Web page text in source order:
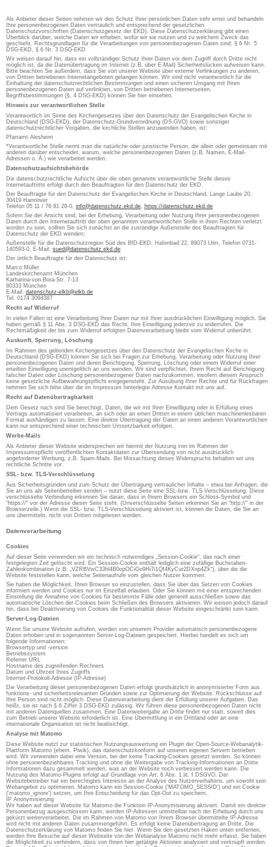
Als Anbieter dieser Seiten nehmen wir den Schutz Ihrer persönlichen Daten sehr ernst und behandeln
Ihre personenbezogenen Daten vertraulich und entsprechend der gesetzlichen
Datenschutzvorschriften (Datenschutzgesetz der EKD). Diese Datenschutzerklärung gibt einen
Überblick darüber, welche Daten wir erheben, wofür wir sie nutzen und zu welchem Zweck das
geschieht. Rechtsgrundlagen für die Verarbeitungen von personenbezogenen Daten sind: § 6 Nr. 5
DSG-EKD, § 6 Nr. 3 DSG-EKD
Wir weisen darauf hin, dass ein vollständiger Schutz Ihrer Daten vor dem Zugriff durch Dritte nicht
möglich ist, da die Datenübertragung im Internet (z.B. über E-Mail) Sicherheitslücken aufweisen kann.
Bitte beachten Sie außerdem, dass Sie von unserer Website über externe Verlinkungen zu anderen,
von Dritten betriebenen Internetangeboten gelangen können. Wir sind nicht verantwortlich für die
Einhaltung der datenschutzrechtlichen Bestimmungen und einen sicheren Umgang mit Ihren
personenbezogenen Daten auf verlinkten, von Dritten betriebenen Internetseiten.
Begriffsbestimmungen (§. 4 DSG-EKD) können Sie hier einsehen.
Hinweis zur verantwortlichen Stelle
Verantwortlich im Sinne des Kirchengesetzes über den Datenschutz der Evangelischen Kirche in
Deutschland (DSG-EKD), der Datenschutz-Grundverordnung (DS-GVO) sowie sonstiger
datenschutzrechtlicher Vorgaben, die kirchliche Stellen anzuwenden haben, ist:
Pfarramt Alesheim
*Verantwortliche Stelle nennt man die natürliche oder juristische Person, die allein oder gemeinsam mit
anderen darüber entscheidet, warum, welche personenbezogenen Daten (z.B. Namen, E-Mail-
Adressen o. Ä.) wie verarbeitet werden.
Datenschutzaufsichtsbehörde
Die datenschutzrechtliche Aufsicht über die oben genannte verantwortliche Stelle dieses
Internetauftritts erfolgt durch den Beauftragten für den Datenschutz der EKD.
Der Beauftragte für den Datenschutz der Evangelischen Kirche in Deutschland, Lange Laube 20,
30419 Hannover
Telefon 05 11 / 76 81 28-0, info@datenschutz.ekd.de, https://datenschutz.ekd.de
Sofern Sie der Ansicht sind, bei der Erhebung, Verarbeitung oder Nutzung Ihrer personenbezogenen
Daten durch den Internetauftritt der oben genannten verantwortlichen Stelle in ihren Rechten verletzt
worden zu sein, sollten Sie sich zunächst an die zuständige Außenstelle des Beauftragten für
Datenschutz der EKD wenden:
Außenstelle für die Datenschutzregion Süd des BfD-EKD, Hafenbad 22, 89073 Ulm, Telefon 0731-
140593-0, E-Mail: sued@datenschutz.ekd.de
Der örtlich Beauftragte für den Datenschutz ist:
Marco Müller
Landeskirchenamt München
Katharina-von-Bora-Str. 7-13
80333 München
E-Mail: datenschutz-elkb@elkb.de
Tel. 0174 3094387
Recht auf Widerruf
In vielen Fällen ist eine Verarbeitung Ihrer Daten nur mit Ihrer ausdrücklichen Einwilligung möglich. Sie
haben gemäß § 11 Abs. 3 DSG-EKD das Recht, Ihre Einwilligung jederzeit zu widerrufen. Die
Rechtmäßigkeit der bis zum Widerruf erfolgten Datenverarbeitung bleibt vom Widerruf unberührt.
Auskunft, Sperrung, Löschung
Im Rahmen des geltenden Kirchengesetzes über den Datenschutz der Evangelischen Kirche in
Deutschland (DSG-EKD) können Sie sich bei Fragen zur Erhebung, Verarbeitung oder Nutzung Ihrer
personenbezogenen Daten und deren Berichtigung, Sperrung, Löschung oder einem Widerruf einer
erteilten Einwilligung unentgeltlich an uns wenden. Wir sind verpflichtet, Ihrem Recht auf Berichtigung
falscher Daten oder Löschung personenbezogener Daten nachzukommen, insofern diesem Anspruch
keine gesetzliche Aufbewahrungspflicht entgegensteht. Zur Ausübung Ihrer Rechte und für Rückfragen
nehmen Sie sich bitte über die im Impressum hinterlegte Adresse Kontakt mit uns auf.
Recht auf Datenübertragbarkeit
Dem Gesetz nach sind Sie berechtigt, Daten, die wir mit Ihrer Einwilligung oder in Erfüllung eines
Vertrags automatisiert verarbeiten, an sich oder an einen Dritten in einem üblichen maschinenlesbaren
Format aushändigen zu lassen. Eine direkte Übertragung der Daten an einen anderen Verantwortlichen
kann nur entsprechend einer technischen Umsetzbarkeit erfolgen.
Werbe-Mails
Als Anbieter dieser Website widersprechen wir hiermit der Nutzung von im Rahmen der
Impressumspflicht veröffentlichten Kontaktdaten zur Übersendung von nicht ausdrücklich
angeforderter Werbung, z.B. Spam-Mails. Bei Missachtung dieses Widerspruchs behalten wir uns
rechtliche Schritte vor.
SSL- bzw. TLS-Verschlüsselung
Aus Sicherheitsgründen und zum Schutz der Übertragung vertraulicher Inhalte – etwa bei Anfragen, die
Sie an uns als Seitenbetreiber senden – nutzt diese Seite eine SSL-bzw. TLS-Verschlüsselung. Diese
verschlüsselte Verbindung erkennen Sie daran, dass in Ihrem Browsers ein Schloss-Symbol und
“https://” vor der Adresse dieser Seite steht. (Unverschlüsselte Seiten erkennen Sie an “http://” in der
Browserzeile.) Wenn die SSL- bzw. TLS-Verschlüsselung aktiviert ist, können die Daten, die Sie an
uns übermitteln, nicht von Dritten mitgelesen werden.
Datenverarbeitung
Cookies
Auf dieser Seite verwenden wir ein technisch notwendiges „Session-Cookie“, das nach einer
festgelegten Zeit gelöscht wird. Ein Session-Cookie enthält lediglich eine zufällige Buchstaben-
Zahlenkombination (z.B: „VZRBVwC33hl4B0opOCiGo9Hi7i1Qf4KyCur2DXnp4Zk“), über die die
Website feststellen kann, welche Seitenaufrufe vom gleichen Nutzer kommen.
Sie haben die Möglichkeit, Ihren Browser so einzustellen, dass Sie über das Setzen von Cookies
informiert werden und Cookies nur im Einzelfall erlauben. Oder Sie können mit einer entsprechenden
Einstellung die Annahme von Cookies für bestimmte Fälle oder generell ausschließen sowie das
automatische Löschen der Cookies beim Schließen des Browsers aktivieren. Wir weisen jedoch darauf
hin, dass bei Deaktivierung von Cookies die Funktionalität dieser Website eingeschränkt sein kann.
Server-Log-Dateien
Wenn Sie unsere Website aufrufen, werden von unserem Provider automatisch personenbezogene
Daten erhoben und in sogenannten Server-Log-Dateien gespeichert. Hierbei handelt es sich um
folgende Informationen:
Browsertyp und -version
Betriebssystem
Referrer URL
Hostname des zugreifenden Rechners
Datum und Uhrzeit Ihres Zugriffs
Internet-Protokoll-Adresse (IP-Adresse)
Die Verarbeitung dieser personenbezogenen Daten erfolgt grundsätzlich in anonymisierter Form aus
funktions- und sicherheitsrelevanten Gründen sowie zur Optimierung der Website. Rückschlüsse auf
Ihre Person sind nicht möglich. Diese Datenverarbeitung dient der Erfüllung unserer Aufgaben. Das
heißt, sie ist nach § 6 Ziffer 3 DSG-EKD zulässig. Wir führen diese personenbezogenen Daten nicht
mit anderen Datenquellen zusammen. Eine Datenweitergabe an Dritte findet nur statt, soweit dies
zum Betrieb unserer Website erforderlich ist. Eine Übermittlung in ein Drittland oder an eine
internationale Organisation ist nicht beabsichtigt.
Analyse mit Matomo
Diese Website nutzt zur statistischen Nutzungsauswertung ein Plugin der Open-Source-Webanalytik-
Plattform Matomo (ehem. Piwik), das datenschutzkonform auf unseren eigenen Servern betrieben
wird. Wir verwenden dabei eine Version, bei der keine Tracking-Cookies gesetzt werden. So können
ohne personenbeziehbares Tracking und ohne die Weitergabe von Tracking-Informationen an Dritte
Informationen dazu gesammelt werden, was an der Website noch verbessert werden kann. Die
Nutzung des Matomo-Plugins erfolgt auf Grundlage von Art. 6 Abs. 1 lit. f DSGVO. Der
Websitebetreiber hat ein berechtigtes Interesse an der Analyse des Nutzerverhaltens, um sowohl sein
Webangebot zu optimieren. Matomo kann ein Session-Cookie ('MATOMO_SESSID') und ein Cookie
('matomo_ignore') setzen, um Ihre Entscheidung für das Opt-Out zu speichern.
IP Anonymisierung
Wir haben auf dieser Website für Matomo die Funktion IP-Anonymisierung aktiviert. Damit ein direkter
Personenbezug ausgeschlossen kann, werden IP-Adressen unmittelbar nach der Erhebung durch uns
gekürzt weiterverarbeitet. Die im Rahmen von Matomo von Ihrem Browser übermittelte IP-Adresse
wird nicht mit anderen Daten zusammengeführt. Es erfolgt keine Datenübertragung an Dritte. Die
Datenschutzerklärung von Matomo finden Sie hier. Wenn Sie den gesetzten Haken unten entfernen,
werden Ihre Besuche auf dieser Webseite von der Webanalyse Matomo nicht mehr erfasst. Sie haben
die Möglichkeit zu verhindern, dass von Ihnen hier getätigte Aktionen analysiert und verknüpft werden.